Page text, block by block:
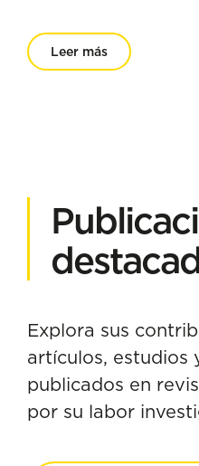
Leer más
Explora sus
artículos, estudios
publicados en
por su labor